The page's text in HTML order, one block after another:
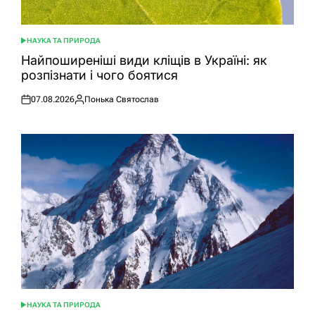
ОПУБЛІКУВАТИ
У
НАУКА ТА ПРИРОДА
Найпоширеніші види кліщів в Україні: як
розпізнати і чого боятися
Оприлюднено
07.08.2026
Опубліковано
Понька Святослав
ОПУБЛІКУВАТИ
НАУКА ТА ПРИРОДА